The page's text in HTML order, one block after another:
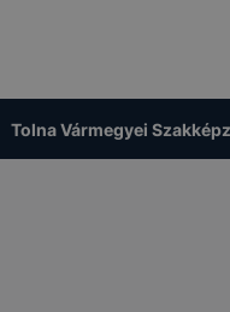
Tolna Vármegyei